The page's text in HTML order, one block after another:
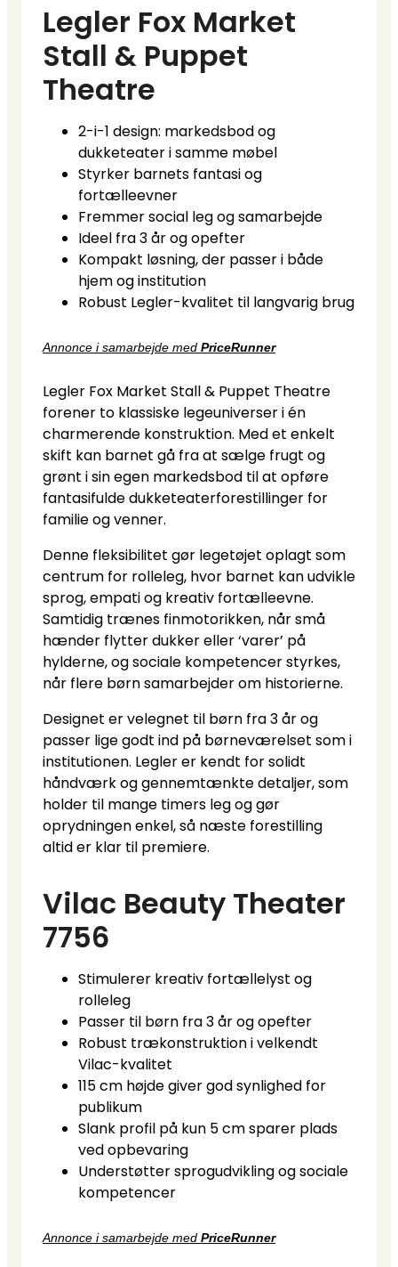
Legler Fox Market
Stall & Puppet
Theatre
2-i-1 design: markedsbod og
dukketeater i samme møbel
Styrker barnets fantasi og
fortælleevner
Fremmer social leg og samarbejde
Ideel fra 3 år og opefter
Kompakt løsning, der passer i både
hjem og institution
Robust Legler-kvalitet til langvarig brug
Annonce i samarbejde med PriceRunner
Legler Fox Market Stall & Puppet Theatre
forener to klassiske legeuniverser i én
charmerende konstruktion. Med et enkelt
skift kan barnet gå fra at sælge frugt og
grønt i sin egen markedsbod til at opføre
fantasifulde dukketeaterforestillinger for
familie og venner.
Denne fleksibilitet gør legetøjet oplagt som
centrum for rolleleg, hvor barnet kan udvikle
sprog, empati og kreativ fortælleevne.
Samtidig trænes finmotorikken, når små
hænder flytter dukker eller ‘varer’ på
hylderne, og sociale kompetencer styrkes,
når flere børn samarbejder om historierne.
Designet er velegnet til børn fra 3 år og
passer lige godt ind på børneværelset som i
institutionen. Legler er kendt for solidt
håndværk og gennemtænkte detaljer, som
holder til mange timers leg og gør
oprydningen enkel, så næste forestilling
altid er klar til premiere.
Vilac Beauty Theater
7756
Stimulerer kreativ fortællelyst og
rolleleg
Passer til børn fra 3 år og opefter
Robust trækonstruktion i velkendt
Vilac-kvalitet
115 cm højde giver god synlighed for
publikum
Slank profil på kun 5 cm sparer plads
ved opbevaring
Understøtter sprogudvikling og sociale
kompetencer
Annonce i samarbejde med PriceRunner